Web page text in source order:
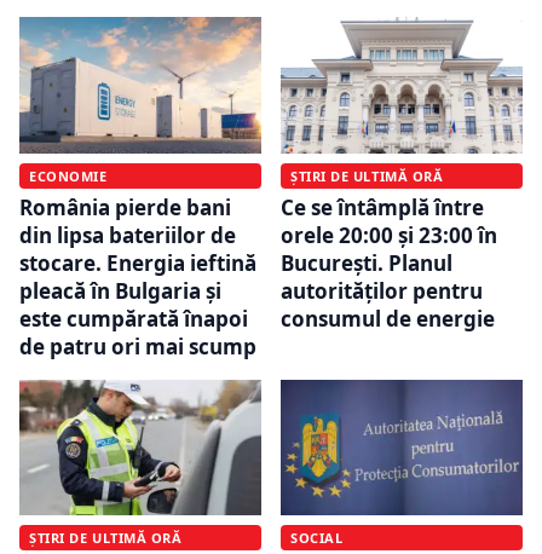
ECONOMIE
România pierde bani
din lipsa bateriilor de
stocare. Energia ieftină
pleacă în Bulgaria și
este cumpărată înapoi
de patru ori mai scump
ȘTIRI DE ULTIMĂ ORĂ
Ce se întâmplă între
orele 20:00 și 23:00 în
București. Planul
autorităților pentru
consumul de energie
ȘTIRI DE ULTIMĂ ORĂ SOCIAL